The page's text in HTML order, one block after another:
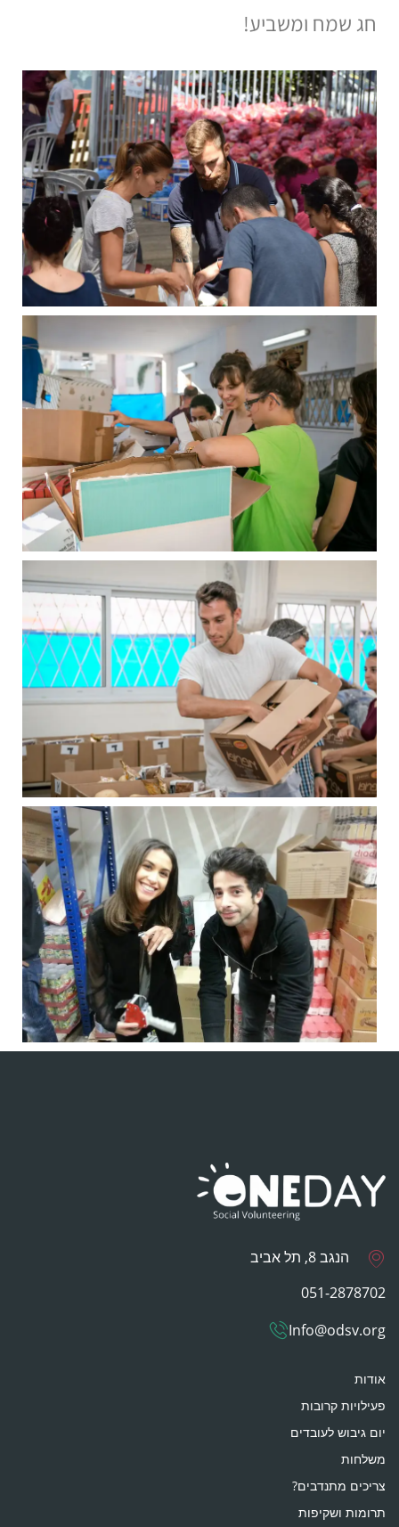
חג שמח ומשביע!
הנגב 8, תל אביב
051-2878702
Info@odsv.org
אודות
פעילויות קרובות
יום גיבוש לעובדים
משלחות
צריכים מתנדבים?
תרומות ושקיפות